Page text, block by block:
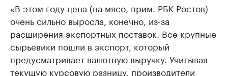
«В этом году цена (на мясо, прим. РБК Ростов)
очень сильно выросла, конечно, из-за
расширения экспортных поставок. Все крупные
сырьевики пошли в экспорт, который
предусматривает валютную выручку. Учитывая
текущую курсовую разницу, производители